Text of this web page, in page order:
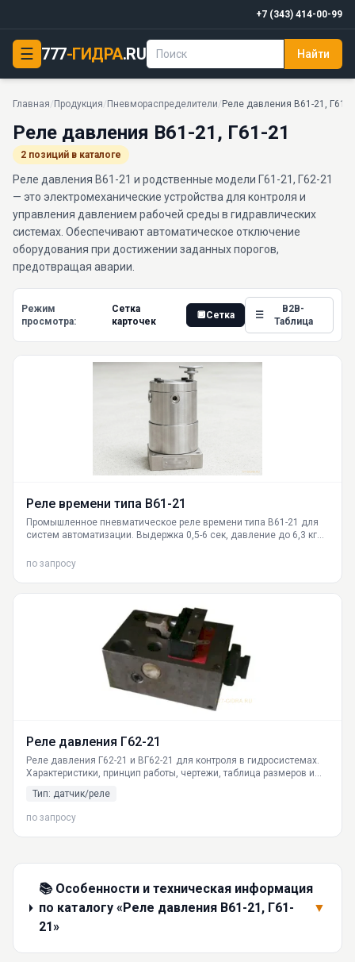
+7 (343) 414-00-99
☰ 777-ГИДРА.RU Найти
Главная/ Продукция/ Пневмораспределители/ Реле давления В61-21, Г61-
Реле давления В61-21, Г61-21
2 позиций в каталоге
Реле давления В61-21 и родственные модели Г61-21, Г62-21
— это электромеханические устройства для контроля и
управления давлением рабочей среды в гидравлических
системах. Обеспечивают автоматическое отключение
оборудования при достижении заданных порогов,
предотвращая аварии.
Режим
просмотра:
Сетка
карточек
🔲Сетка ☰
B2B-
Таблица
Реле времени типа В61-21
Промышленное пневматическое реле времени типа В61-21 для
систем автоматизации. Выдержка 0,5-6 сек, давление до 6,3 кгс/
по запросу
Реле давления Г62-21
Реле давления Г62-21 и ВГ62-21 для контроля в гидросистемах.
Характеристики, принцип работы, чертежи, таблица размеров и
Тип: датчик/реле
по запросу
📚 Особенности и техническая информация
по каталогу «Реле давления В61-21, Г61-
21»
▼